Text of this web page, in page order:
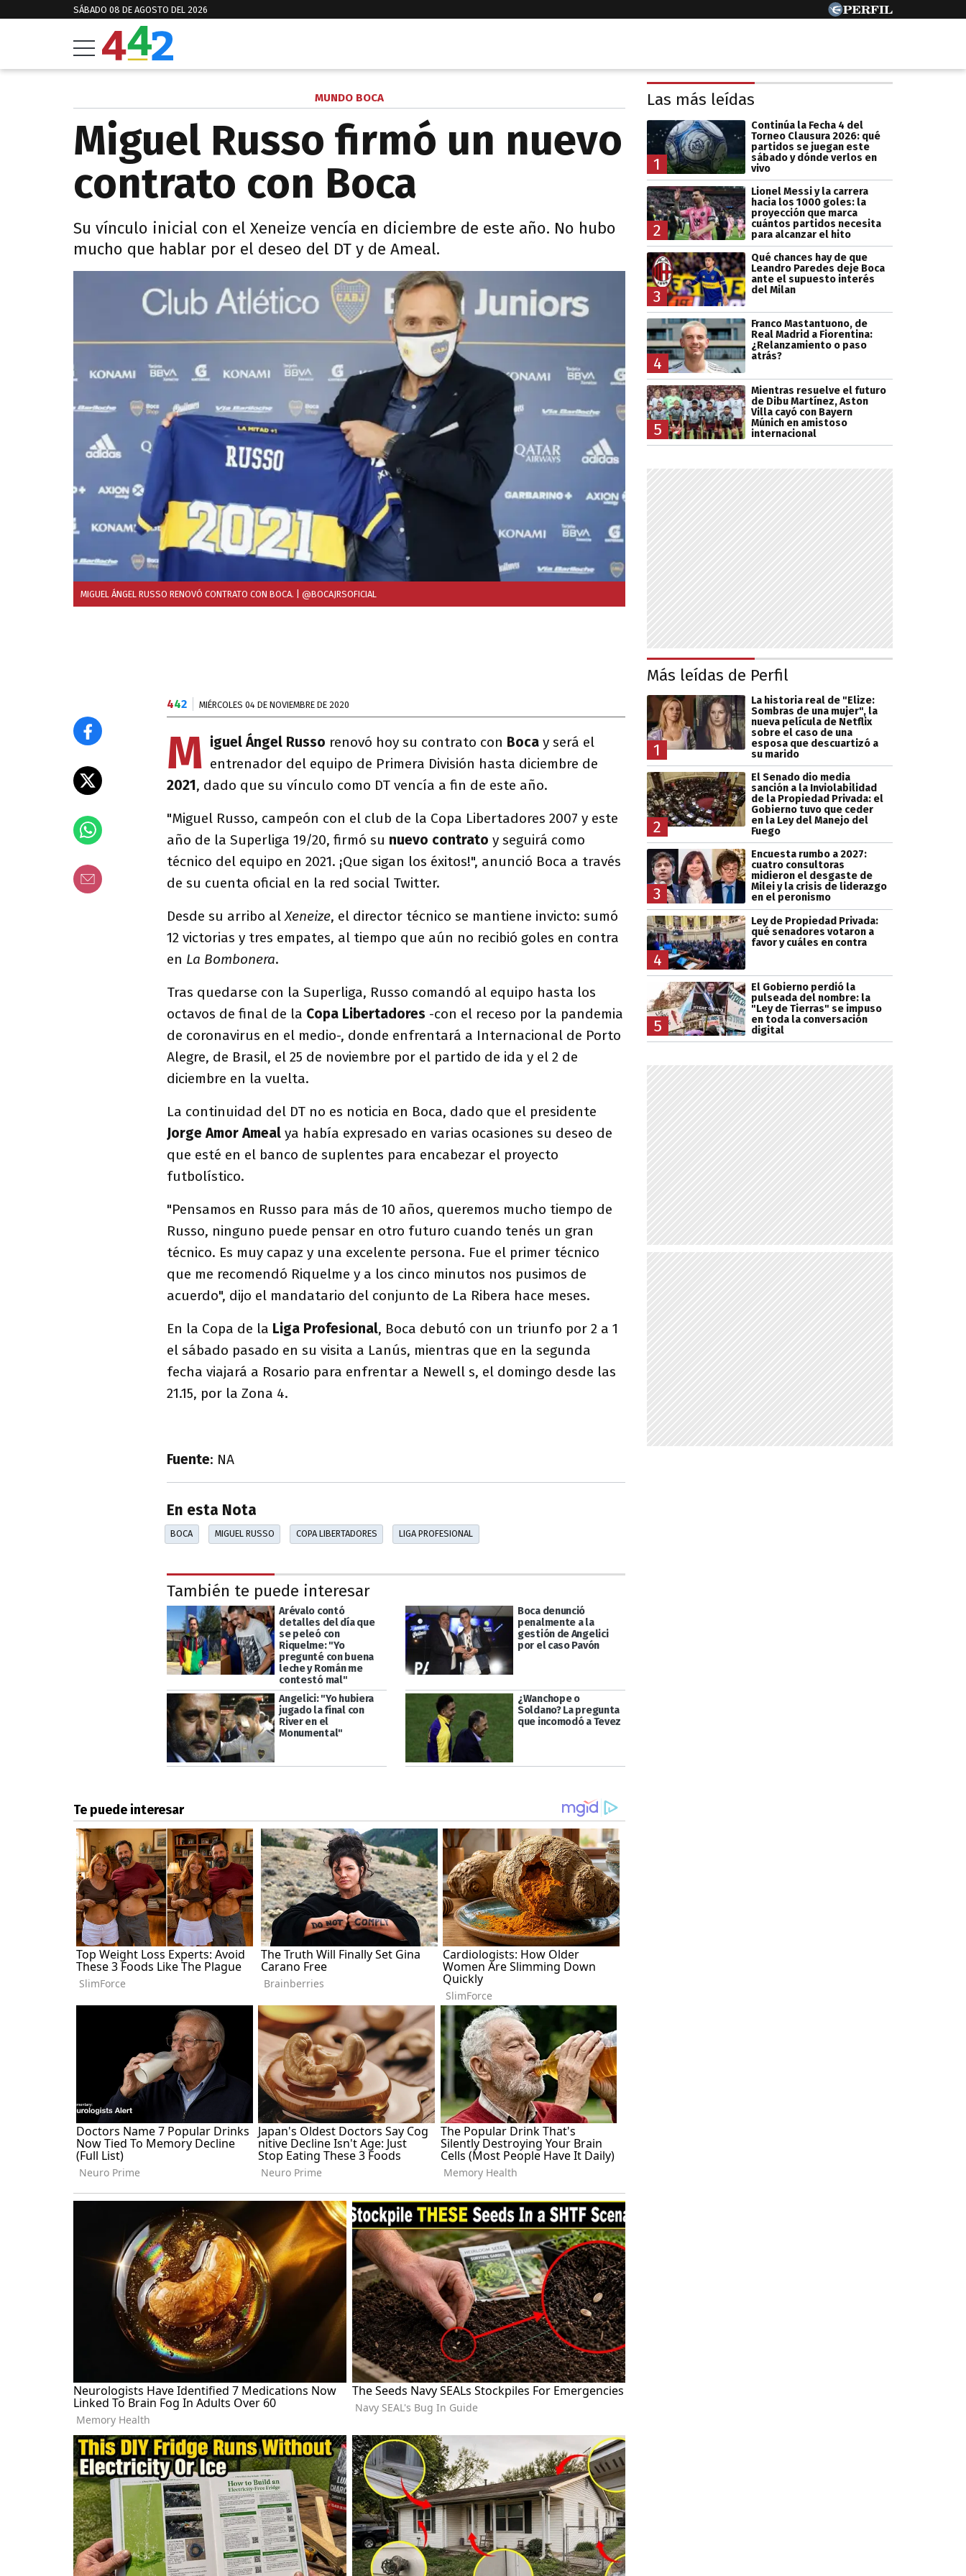
SÁBADO 08 DE AGOSTO DEL 2026
MUNDO BOCA
Miguel Russo firmó un nuevo
contrato con Boca
Su vínculo inicial con el Xeneize vencía en diciembre de este año. No hubo
mucho que hablar por el deseo del DT y de Ameal.
MIGUEL ÁNGEL RUSSO RENOVÓ CONTRATO CON BOCA. | @BOCAJRSOFICIAL
442 MIÉRCOLES 04 DE NOVIEMBRE DE 2020
M iguel Ángel Russo renovó hoy su contrato con Boca y será el
entrenador del equipo de Primera División hasta diciembre de
2021, dado que su vínculo como DT vencía a fin de este año.
"Miguel Russo, campeón con el club de la Copa Libertadores 2007 y este
año de la Superliga 19/20, firmó su nuevo contrato y seguirá como
técnico del equipo en 2021. ¡Que sigan los éxitos!", anunció Boca a través
de su cuenta oficial en la red social Twitter.
Desde su arribo alXeneize, el director técnico se mantiene invicto: sumó
12 victorias y tres empates, al tiempo que aún no recibió goles en contra
en La Bombonera.
Tras quedarse con la Superliga, Russo comandó al equipo hasta los
octavos de final de la Copa Libertadores -con el receso por la pandemia
de coronavirus en el medio-, donde enfrentará a Internacional de Porto
Alegre, de Brasil, el 25 de noviembre por el partido de ida y el 2 de
diciembre en la vuelta.
La continuidad del DT no es noticia en Boca, dado que el presidente
Jorge Amor Ameal ya había expresado en varias ocasiones su deseo de
que esté en el banco de suplentes para encabezar el proyecto
futbolístico.
"Pensamos en Russo para más de 10 años, queremos mucho tiempo de
Russo, ninguno puede pensar en otro futuro cuando tenés un gran
técnico. Es muy capaz y una excelente persona. Fue el primer técnico
que me recomendó Riquelme y a los cinco minutos nos pusimos de
acuerdo", dijo el mandatario del conjunto de La Ribera hace meses.
En la Copa de la Liga Profesional, Boca debutó con un triunfo por 2 a 1
el sábado pasado en su visita a Lanús, mientras que en la segunda
fecha viajará a Rosario para enfrentar a Newell s, el domingo desde las
21.15, por la Zona 4.
Fuente: NA
En esta Nota
BOCA MIGUEL RUSSO COPA LIBERTADORES LIGA PROFESIONAL
También te puede interesar
Arévalo contó
detalles del día que
se peleó con
Riquelme: "Yo
pregunté con buena
leche y Román me
contestó mal"
Boca denunció
penalmente a la
gestión de Angelici
por el caso Pavón
Angelici: "Yo hubiera
jugado la final con
River en el
Monumental"
¿Wanchope o
Soldano? La pregunta
que incomodó a Tevez
Las más leídas
1
Continúa la Fecha 4 del
Torneo Clausura 2026: qué
partidos se juegan este
sábado y dónde verlos en
vivo
2
Lionel Messi y la carrera
hacia los 1000 goles: la
proyección que marca
cuántos partidos necesita
para alcanzar el hito
3
Qué chances hay de que
Leandro Paredes deje Boca
ante el supuesto interés
del Milan
4
Franco Mastantuono, de
Real Madrid a Fiorentina:
¿Relanzamiento o paso
atrás?
5
Mientras resuelve el futuro
de Dibu Martínez, Aston
Villa cayó con Bayern
Múnich en amistoso
internacional
Más leídas de Perfil
1
La historia real de "Elize:
Sombras de una mujer", la
nueva película de Netflix
sobre el caso de una
esposa que descuartizó a
su marido
2
El Senado dio media
sanción a la Inviolabilidad
de la Propiedad Privada: el
Gobierno tuvo que ceder
en la Ley del Manejo del
Fuego
3
Encuesta rumbo a 2027:
cuatro consultoras
midieron el desgaste de
Milei y la crisis de liderazgo
en el peronismo
4
Ley de Propiedad Privada:
qué senadores votaron a
favor y cuáles en contra
5
El Gobierno perdió la
pulseada del nombre: la
"Ley de Tierras" se impuso
en toda la conversación
digital